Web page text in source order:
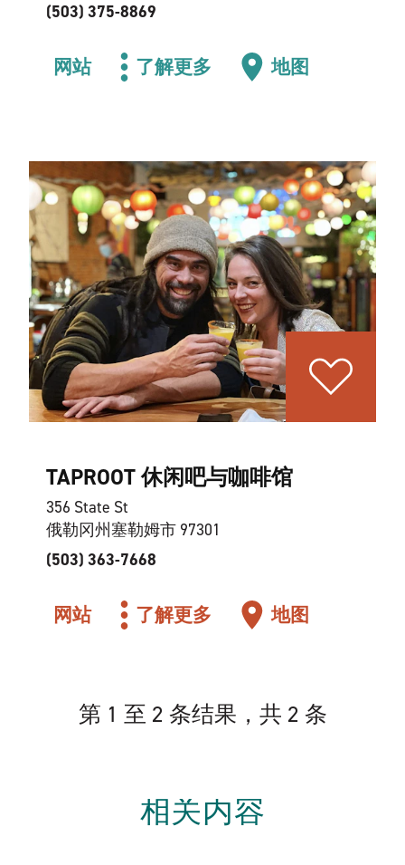
(503) 375-8869
网站 了解更多 地图
TAPROOT 休闲吧与咖啡馆
356 State St
俄勒冈州塞勒姆市 97301
(503) 363-7668
网站 了解更多 地图
第 1 至 2 条结果，共 2 条
相关内容